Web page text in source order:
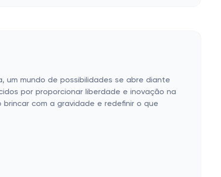
um mundo de possibilidades se abre diante
por proporcionar liberdade e inovação na
com a gravidade e redefinir o que